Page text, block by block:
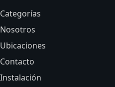
Categorías
Nosotros
Ubicaciones
Contacto
Instalación